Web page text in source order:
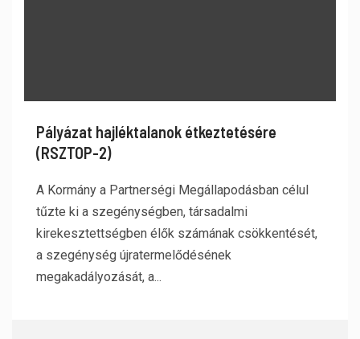
Pályázat hajléktalanok étkeztetésére
(RSZTOP-2)
A Kormány a Partnerségi Megállapodásban célul
tűzte ki a szegénységben, társadalmi
kirekesztettségben élők számának csökkentését,
a szegénység újratermelődésének
megakadályozását, a...